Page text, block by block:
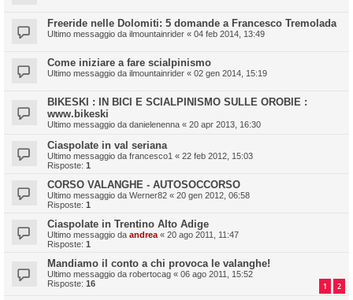
Freeride nelle Dolomiti: 5 domande a Francesco Tremolada
Ultimo messaggio da ilmountainrider « 04 feb 2014, 13:49
Come iniziare a fare scialpinismo
Ultimo messaggio da ilmountainrider « 02 gen 2014, 15:19
BIKESKI : IN BICI E SCIALPINISMO SULLE OROBIE :
www.bikeski
Ultimo messaggio da danielenenna « 20 apr 2013, 16:30
Ciaspolate in val seriana
Ultimo messaggio da francesco1 « 22 feb 2012, 15:03
Risposte: 1
CORSO VALANGHE - AUTOSOCCORSO
Ultimo messaggio da Werner82 « 20 gen 2012, 06:58
Risposte: 1
Ciaspolate in Trentino Alto Adige
Ultimo messaggio da andrea « 20 ago 2011, 11:47
Risposte: 1
Mandiamo il conto a chi provoca le valanghe!
Ultimo messaggio da robertocag « 06 ago 2011, 15:52
Risposte: 16 1 2